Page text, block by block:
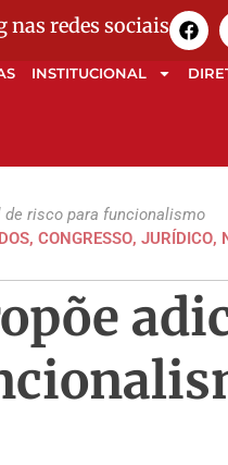
nas redes sociais
INSTITUCIONAL
de risco para funcionalismo
, CONGRESSO, JURÍDICO,